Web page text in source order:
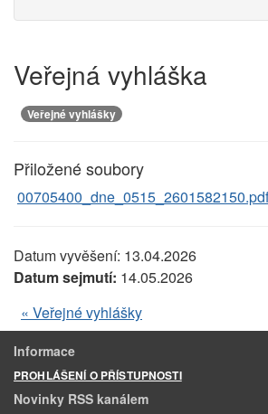
Veřejná vyhláška
Veřejné vyhlášky
Přiložené soubory
00705400_dne_0515_2601582150.pdf
Datum vyvěšení: 13.04.2026
Datum sejmutí: 14.05.2026
« Veřejné vyhlášky
Informace
PROHLÁŠENÍ O PŘÍSTUPNOSTI
Novinky RSS kanálem